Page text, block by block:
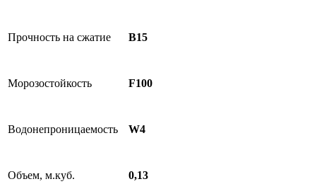
Прочность на сжатие B15
Морозостойкость F100
Водонепроницаемость W4
Объем, м.куб. 0,13